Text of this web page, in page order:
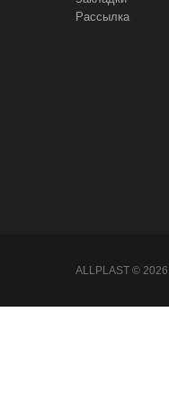
Рассылка
ALLPLAST © 2026